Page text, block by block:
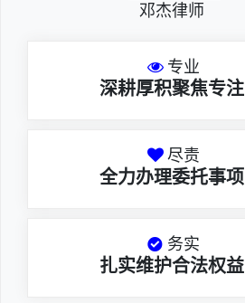
邓杰律师
专业
深耕厚积聚焦专注
尽责
全力办理委托事项
务实
扎实维护合法权益